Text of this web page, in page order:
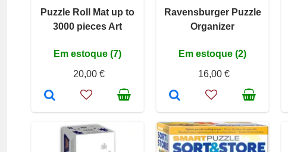
Puzzle Roll Mat up to
3000 pieces Art
Em estoque (7)
20,00 €
Ravensburger Puzzle
Organizer
Em estoque (2)
16,00 €